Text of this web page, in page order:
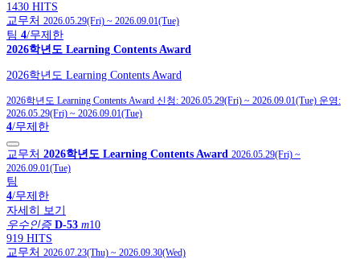
1430 HITS
교무처 2026.05.29(Fri) ~ 2026.09.01(Tue)
팀 4/무제한
2026학년도 Learning Contents Award
2026학년도 Learning Contents Award
2026학년도 Learning Contents Award 신청: 2026.05.29(Fri) ~ 2026.09.01(Tue) 운영:
2026.05.29(Fri) ~ 2026.09.01(Tue)
4/무제한
교무처 2026학년도 Learning Contents Award 2026.05.29(Fri) ~
2026.09.01(Tue)
팀
4/무제한
자세히 보기
우수인증 D-53 m10
919 HITS
교무처 2026.07.23(Thu) ~ 2026.09.30(Wed)